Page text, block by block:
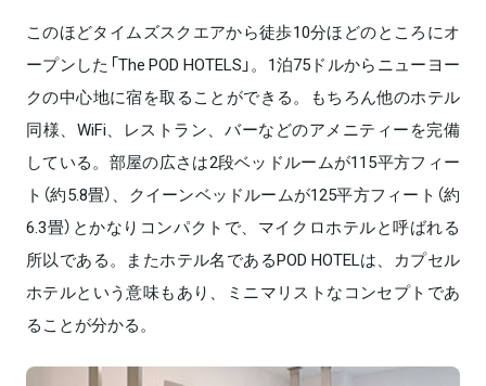
このほどタイムズスクエアから徒歩10分ほどのところにオ
ープンした「The POD HOTELS」。1泊75ドルからニューヨー
クの中心地に宿を取ることができる。もちろん他のホテル
同様、WiFi、レストラン、バーなどのアメニティーを完備
している。部屋の広さは2段ベッドルームが115平方フィー
ト（約5.8畳）、クイーンベッドルームが125平方フィート（約
6.3畳）とかなりコンパクトで、マイクロホテルと呼ばれる
所以である。またホテル名であるPOD HOTELは、カプセル
ホテルという意味もあり、ミニマリストなコンセプトであ
ることが分かる。